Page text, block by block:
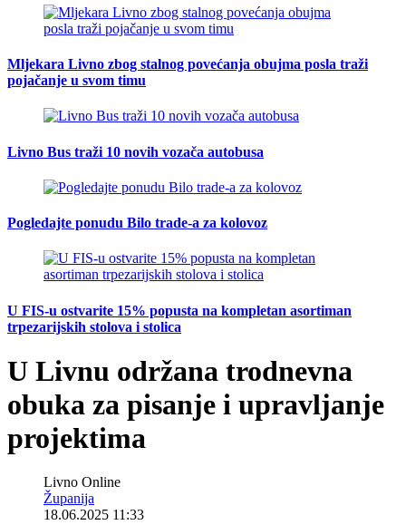
Mljekara Livno zbog stalnog povećanja obujma posla traži
pojačanje u svom timu
Livno Bus traži 10 novih vozača autobusa
Pogledajte ponudu Bilo trade-a za kolovoz
U FIS-u ostvarite 15% popusta na kompletan asortiman
trpezarijskih stolova i stolica
U Livnu održana trodnevna
obuka za pisanje i upravljanje
projektima
Livno Online
Županija
18.06.2025 11:33